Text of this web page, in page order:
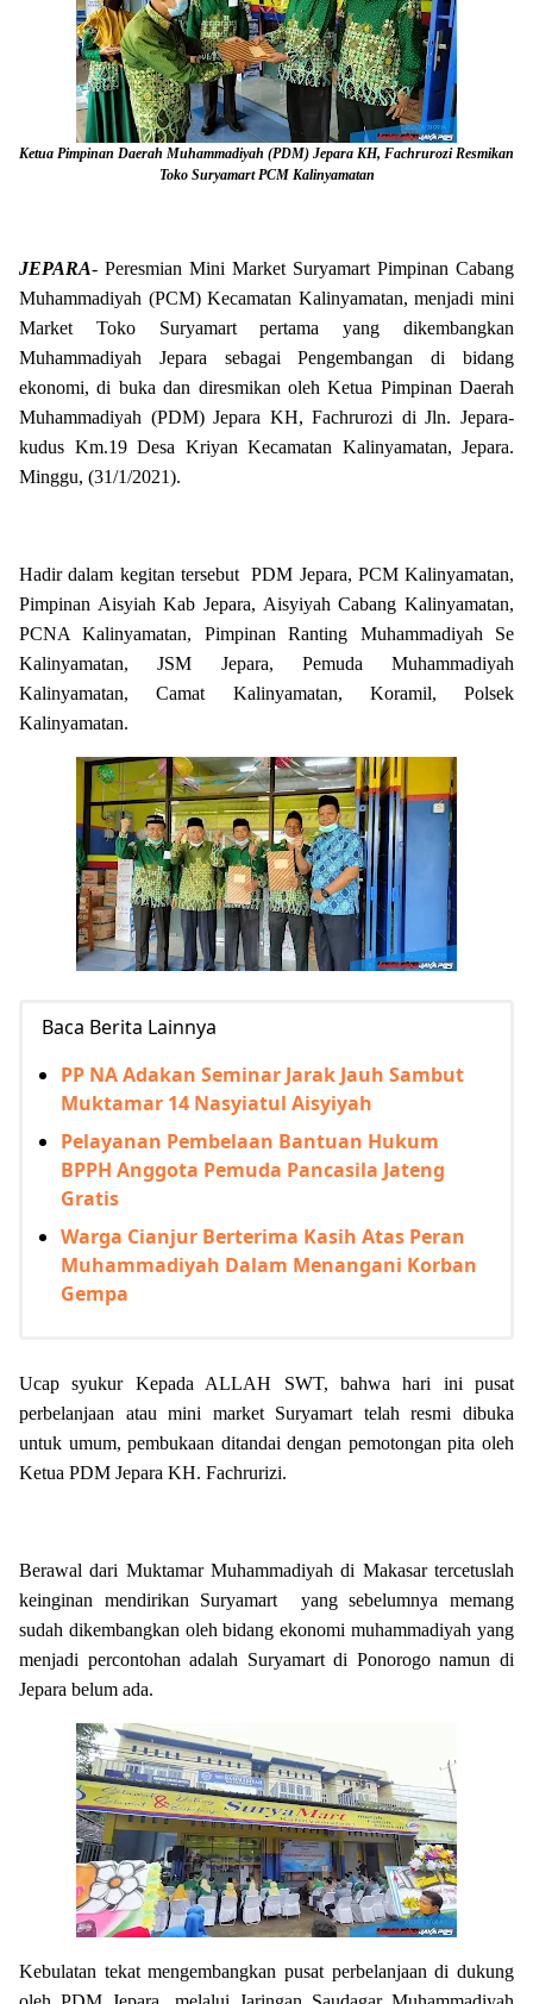
Ketua Pimpinan Daerah Muhammadiyah (PDM) Jepara KH, Fachrurozi Resmikan
Toko Suryamart PCM Kalinyamatan
JEPARA- Peresmian Mini Market Suryamart Pimpinan Cabang
Muhammadiyah (PCM) Kecamatan Kalinyamatan, menjadi mini
Market Toko Suryamart pertama yang dikembangkan
Muhammadiyah Jepara sebagai Pengembangan di bidang
ekonomi, di buka dan diresmikan oleh Ketua Pimpinan Daerah
Muhammadiyah (PDM) Jepara KH, Fachrurozi di Jln. Jepara-
kudus Km.19 Desa Kriyan Kecamatan Kalinyamatan, Jepara.
Minggu, (31/1/2021).
Hadir dalam kegitan tersebut PDM Jepara, PCM Kalinyamatan,
Pimpinan Aisyiah Kab Jepara, Aisyiyah Cabang Kalinyamatan,
PCNA Kalinyamatan, Pimpinan Ranting Muhammadiyah Se
Kalinyamatan, JSM Jepara, Pemuda Muhammadiyah
Kalinyamatan, Camat Kalinyamatan, Koramil, Polsek
Kalinyamatan.
Baca Berita Lainnya
PP NA Adakan Seminar Jarak Jauh Sambut
Muktamar 14 Nasyiatul Aisyiyah
Pelayanan Pembelaan Bantuan Hukum
BPPH Anggota Pemuda Pancasila Jateng
Gratis
Warga Cianjur Berterima Kasih Atas Peran
Muhammadiyah Dalam Menangani Korban
Gempa
Ucap syukur Kepada ALLAH SWT, bahwa hari ini pusat
perbelanjaan atau mini market Suryamart telah resmi dibuka
untuk umum, pembukaan ditandai dengan pemotongan pita oleh
Ketua PDM Jepara KH. Fachrurizi.
Berawal dari Muktamar Muhammadiyah di Makasar tercetuslah
keinginan mendirikan Suryamart yang sebelumnya memang
sudah dikembangkan oleh bidang ekonomi muhammadiyah yang
menjadi percontohan adalah Suryamart di Ponorogo namun di
Jepara belum ada.
Kebulatan tekat mengembangkan pusat perbelanjaan di dukung